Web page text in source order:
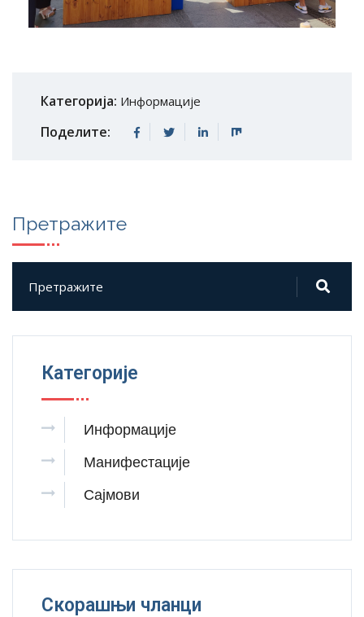
Категорија: Информације
Поделите:
Претражите
Категорије
Информације
Манифестације
Сајмови
Скорашњи чланци